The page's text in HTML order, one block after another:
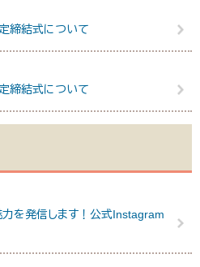
締結式について
締結式について
力を発信します！公式Instagram